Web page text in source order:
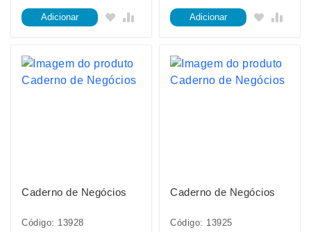
Adicionar Adicionar
Caderno de Negócios
Código: 13928
Caderno de Negócios
Código: 13925